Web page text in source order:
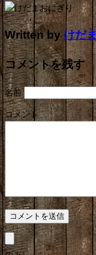
Written byけだ
コメントを残す
名前
コメント